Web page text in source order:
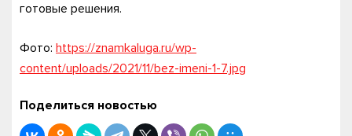
готовые решения.
Фото: https://znamkaluga.ru/wp-
content/uploads/2021/11/bez-imeni-1-7.jpg
Поделиться новостью